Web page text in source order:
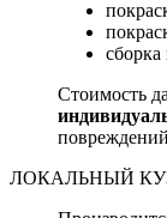
сборка
Стоимость
ЛОКАЛЬНЫЙ